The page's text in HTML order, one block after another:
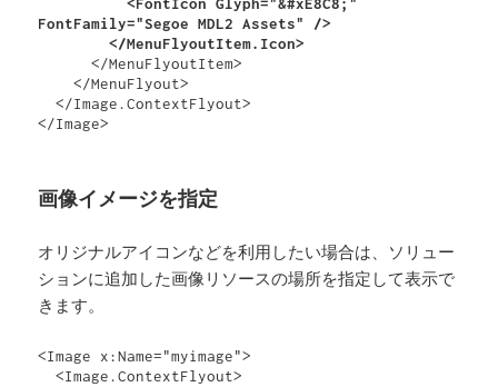
          <FontIcon Glyph="&#xE8C8;"
FontFamily="Segoe MDL2 Assets" />
        </MenuFlyoutItem.Icon>
      </MenuFlyoutItem>
    </MenuFlyout>
  </Image.ContextFlyout>
</Image>
画像イメージを指定
オリジナルアイコンなどを利用したい場合は、ソリュー
ションに追加した画像リソースの場所を指定して表示で
きます。
<Image x:Name="myimage">
  <Image.ContextFlyout>